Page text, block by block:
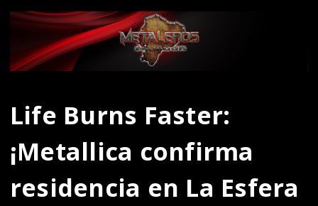
Life Burns Faster:
¡Metallica confirma
residencia en La Esfera